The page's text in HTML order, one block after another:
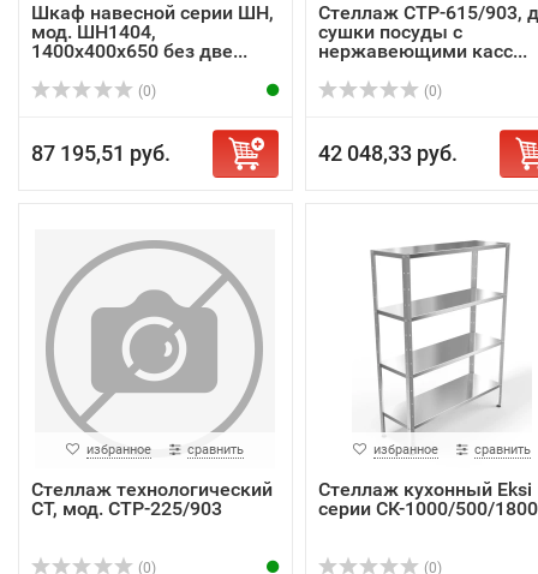
Шкаф навесной серии ШН,
мод. ШН1404,
1400х400х650 без две...
(0)
87 195,51 руб.
Стеллаж СТР-615/903,
сушки посуды с
нержавеющими касс...
(0)
42 048,33 руб.
избранное сравнить
Стеллаж технологический
СТ, мод. СТР-225/903
(0)
избранное сравнить
Стеллаж кухонный Eksi
серии СК-1000/500/
(0)